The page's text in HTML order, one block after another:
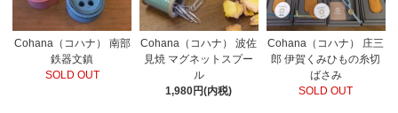
Cohana（コハナ） 南部
鉄器文鎮
SOLD OUT
Cohana（コハナ） 波佐
見焼 マグネットスプー
ル
1,980円(内税)
Cohana（コハナ） 庄三
郎 伊賀くみひもの糸切
ばさみ
SOLD OUT